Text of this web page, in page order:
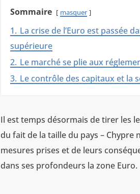
Sommaire masquer
1. La crise de l’Euro est passée
supérieure
2. Le marché se plie aux
3. Le contrôle des capitaux et la
Il est temps désormais de tirer les
du fait de la taille du pays – Chypre
mesures prises et de leurs
dans ses profondeurs la zone Euro.